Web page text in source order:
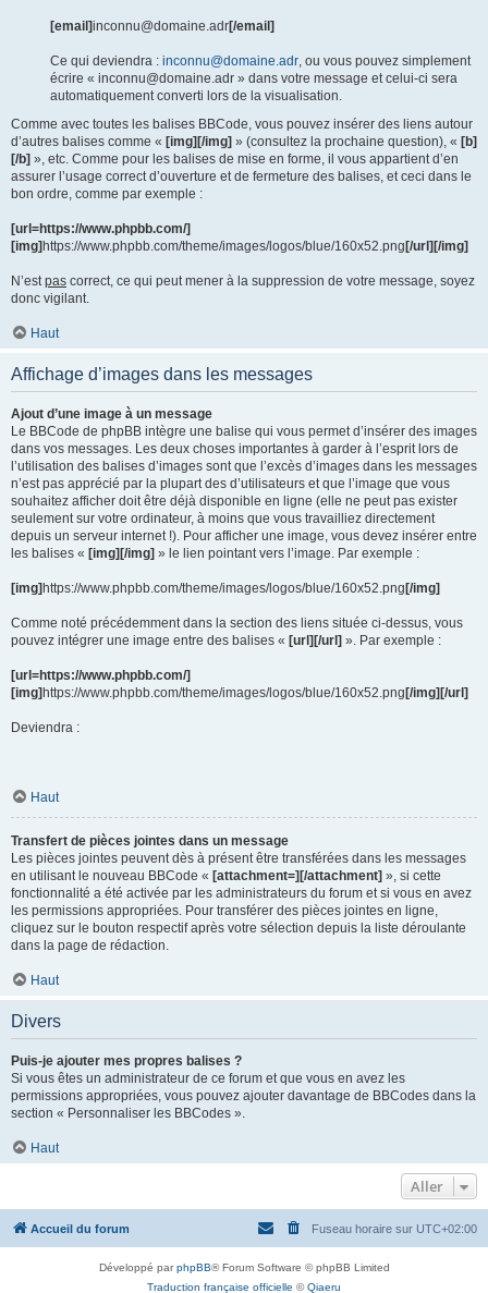
[email]inconnu@domaine.adr[/email]
Ce qui deviendra : inconnu@domaine.adr , ou vous pouvez simplement
écrire « inconnu@domaine.adr » dans votre message et celui-ci sera
automatiquement converti lors de la visualisation.
Comme avec toutes les balises BBCode, vous pouvez insérer des liens autour
d’autres balises comme « [img][/img] » (consultez la prochaine question), « [b]
[/b] », etc. Comme pour les balises de mise en forme, il vous appartient d’en
assurer l’usage correct d’ouverture et de fermeture des balises, et ceci dans le
bon ordre, comme par exemple :
[url=https://www.phpbb.com/]
[img] https://www.phpbb.com/theme/images/logos/blue/160x52.png [/url][/img]
N’estpas correct, ce qui peut mener à la suppression de votre message, soyez
donc vigilant.
Haut
Affichage d’images dans les messages
Ajout d’une image à un message
Le BBCode de phpBB intègre une balise qui vous permet d’insérer des images
dans vos messages. Les deux choses importantes à garder à l’esprit lors de
l’utilisation des balises d’images sont que l’excès d’images dans les messages
n’est pas apprécié par la plupart des d’utilisateurs et que l’image que vous
souhaitez afficher doit être déjà disponible en ligne (elle ne peut pas exister
seulement sur votre ordinateur, à moins que vous travailliez directement
depuis un serveur internet !). Pour afficher une image, vous devez insérer entre
les balises « [img][/img] » le lien pointant vers l’image. Par exemple :
[img] https://www.phpbb.com/theme/images/logos/blue/160x52.png [/img]
Comme noté précédemment dans la section des liens située ci-dessus, vous
pouvez intégrer une image entre des balises « [url][/url] ». Par exemple :
[url=https://www.phpbb.com/]
[img] https://www.phpbb.com/theme/images/logos/blue/160x52.png [/img][/url]
Deviendra :
Haut
Transfert de pièces jointes dans un message
Les pièces jointes peuvent dès à présent être transférées dans les messages
en utilisant le nouveau BBCode « [attachment=][/attachment] », si cette
fonctionnalité a été activée par les administrateurs du forum et si vous en avez
les permissions appropriées. Pour transférer des pièces jointes en ligne,
cliquez sur le bouton respectif après votre sélection depuis la liste déroulante
dans la page de rédaction.
Haut
Divers
Puis-je ajouter mes propres balises ?
Si vous êtes un administrateur de ce forum et que vous en avez les
permissions appropriées, vous pouvez ajouter davantage de BBCodes dans la
section « Personnaliser les BBCodes ».
Haut
Aller
Accueil du forum Fuseau horaire sur UTC+02:00
Développé parphpBB® Forum Software © phpBB Limited
Traduction française officielle ©Qiaeru